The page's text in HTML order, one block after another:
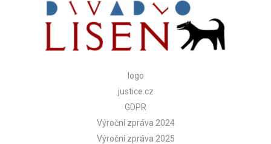
logo
justice.cz
GDPR
Výroční zpráva 2024
Výroční zpráva 2025